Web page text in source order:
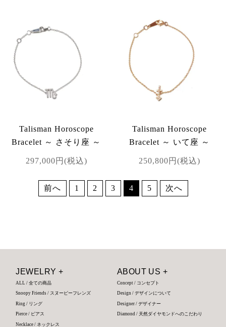
Talisman Horoscope
Bracelet ～ さそり座 ～
297,000円(税込)
Talisman Horoscope
Bracelet ～ いて座 ～
250,800円(税込)
前へ 1 2 3 4 5 次へ
JEWELRY +
ALL / 全ての商品
Snoopy Friends / スヌーピーフレンズ
Ring / リング
Pierce / ピアス
Necklace / ネックレス
ABOUT US +
Concept / コンセプト
Design / デザインについて
Designer / デザイナー
Diamond / 天然ダイヤモンドへのこだわり